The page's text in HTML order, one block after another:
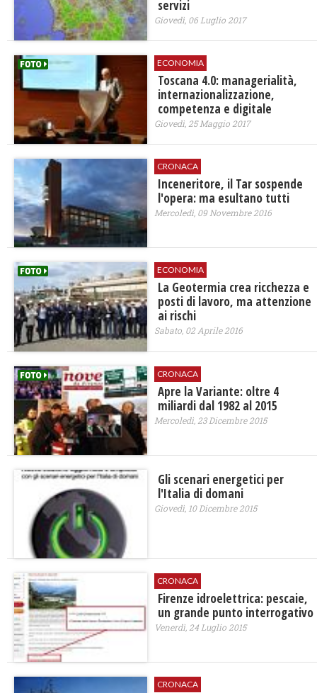
servizi
Giovedì, 06 Luglio 2017
ECONOMIA
Toscana 4.0: managerialità,
internazionalizzazione,
competenza e digitale
Giovedì, 25 Maggio 2017
CRONACA
Inceneritore, il Tar sospende
l'opera: ma esultano tutti
Mercoledì, 09 Novembre 2016
ECONOMIA
La Geotermia crea ricchezza e
posti di lavoro, ma attenzione
ai rischi
Sabato, 02 Aprile 2016
CRONACA
Apre la Variante: oltre 4
miliardi dal 1982 al 2015
Mercoledì, 23 Dicembre 2015
Gli scenari energetici per
l'Italia di domani
Giovedì, 10 Dicembre 2015
CRONACA
Firenze idroelettrica: pescaie,
un grande punto interrogativo
Venerdì, 24 Luglio 2015
CRONACA